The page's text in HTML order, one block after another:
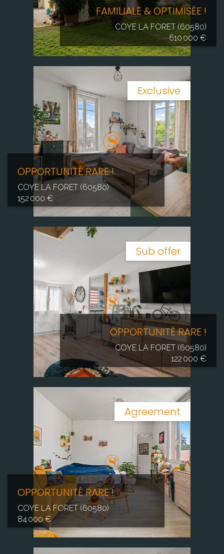
FAMILIALE & OPTIMISÉE !
COYE LA FORET (60580)
610 000 €
Exclusive
OPPORTUNITÉ RARE !
COYE LA FORET (60580)
152 000 €
Sub offer
OPPORTUNITÉ RARE !
COYE LA FORET (60580)
122 000 €
Agreement
OPPORTUNITÉ RARE !
COYE LA FORET (60580)
84 000 €